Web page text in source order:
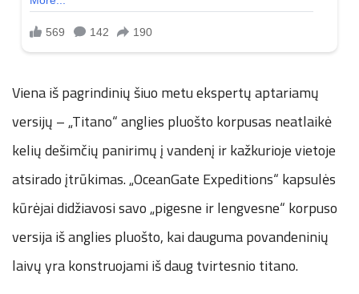
Viena iš pagrindinių šiuo metu ekspertų aptariamų
versijų – „Titano“ anglies pluošto korpusas neatlaikė
kelių dešimčių panirimų į vandenį ir kažkurioje vietoje
atsirado įtrūkimas. „OceanGate Expeditions“ kapsulės
kūrėjai didžiavosi savo „pigesne ir lengvesne“ korpuso
versija iš anglies pluošto, kai dauguma povandeninių
laivų yra konstruojami iš daug tvirtesnio titano.